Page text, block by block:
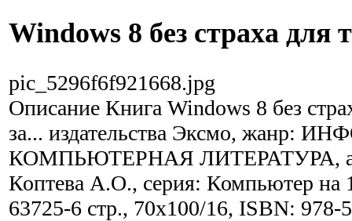
Windows 8 без страха для
pic_5296f6f921668.jpg
Описание Книга Windows 8 без
за... издательства Эксмо, жанр:
КОМПЬЮТЕРНАЯ ЛИТЕРАТУРА,
Коптева А.О., серия: Компьютер на
63725-6 стр., 70x100/16, ISBN: 978-